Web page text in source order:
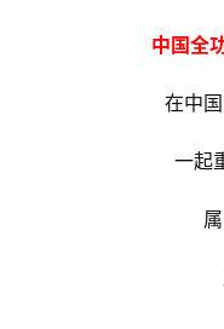
中国全
在中
一起